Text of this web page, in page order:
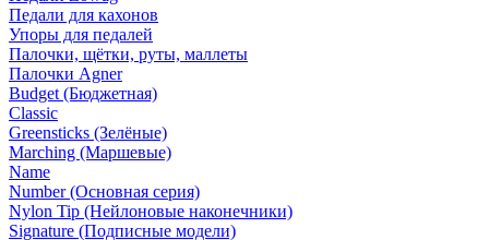
Педали для кахонов
Упоры для педалей
Палочки, щётки, руты, маллеты
Палочки Agner
Budget (Бюджетная)
Classic
Greensticks (Зелёные)
Marching (Маршевые)
Name
Number (Основная серия)
Nylon Tip (Нейлоновые наконечники)
Signature (Подписные модели)